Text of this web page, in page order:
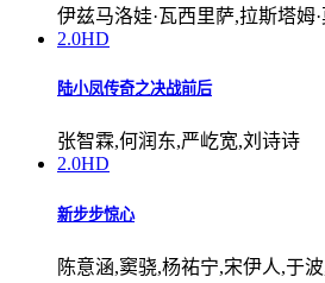
伊兹马洛娃·瓦西里萨,拉斯塔姆
2.0HD
陆小凤传奇之决战前后
张智霖,何润东,严屹宽,刘诗诗
2.0HD
新步步惊心
陈意涵,窦骁,杨祐宁,宋伊人,于